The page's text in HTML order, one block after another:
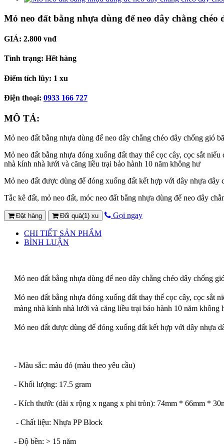
Mỏ neo đất bằng nhựa dùng để neo dây chằng
GIÁ: 2.800 vnđ
Tình trạng: Hết hàng
Điểm tích lũy: 1 xu
Điện thoại: 0933 166 727
MÔ TẢ:
Mỏ neo đất bằng nhựa dùng để neo dây chằng chéo dây chống gió
Mỏ neo đất bằng nhựa đóng xuống đất thay thế cọc cây, cọc sắt
nhà kính nhà lưới và căng liều trại bảo hành 10 năm không hư
Mỏ neo đất được dùng để đóng xuống đất kết hợp với dây nhựa
Tắc kê đất, mỏ neo đất, móc neo đất bằng nhựa dùng để neo dây
Đặt hàng Đổi quà(1) xu Gọi ngay
CHI TIẾT SẢN PHẨM
BÌNH LUẬN
Mỏ neo đất bằng nhựa dùng để neo dây chằng chéo dây chống
Mỏ neo đất bằng nhựa đóng xuống đất thay thế cọc cây, cọc sắt
màng nhà kính nhà lưới và căng liều trại bảo hành 10 năm không
Mỏ neo đất được dùng để đóng xuống đất kết hợp với dây nhựa
- Màu sắc: màu đỏ (màu theo yêu cầu)
- Khối lượng: 17.5 gram
- Kích thước (dài x rộng x ngang x phi tròn): 74mm * 66mm *
- Chất liệu: Nhựa PP Block
- Độ bền: > 15 năm